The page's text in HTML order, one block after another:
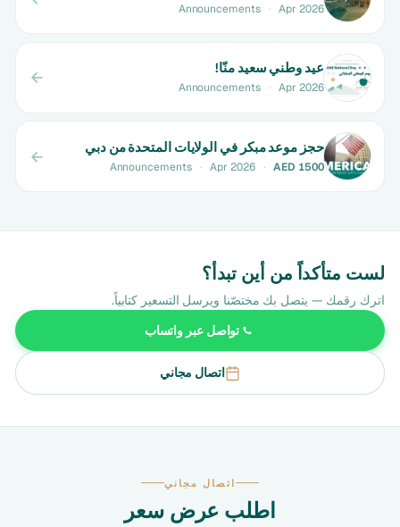
Announcements · Apr 2026
عيد وطني سعيد منّا!
Announcements · Apr 2026
حجز موعد مبكر في الولايات المتحدة من دبي
Announcements · Apr 2026 · AED 1500
لست متأكداً من أين تبدأ؟
اترك رقمك — يتصل بك مختصّنا ويرسل التسعير كتابياً.
تواصل عبر واتساب
اتصال مجاني
اتصال مجاني
اطلب عرض سعر